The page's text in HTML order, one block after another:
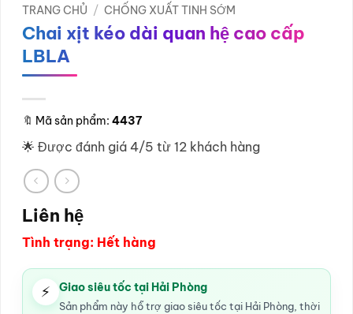
TRANG CHỦ / CHỐNG XUẤT TINH SỚM
Chai xịt kéo dài quan hệ cao cấp
LBLA
🔖 Mã sản phẩm: 4437
🌟 Được đánh giá 4/5 từ 12 khách hàng
Liên hệ
Tình trạng: Hết hàng
⚡ Giao siêu tốc tại Hải Phòng
Sản phẩm này hỗ trợ giao siêu tốc tại Hải Phòng, thời